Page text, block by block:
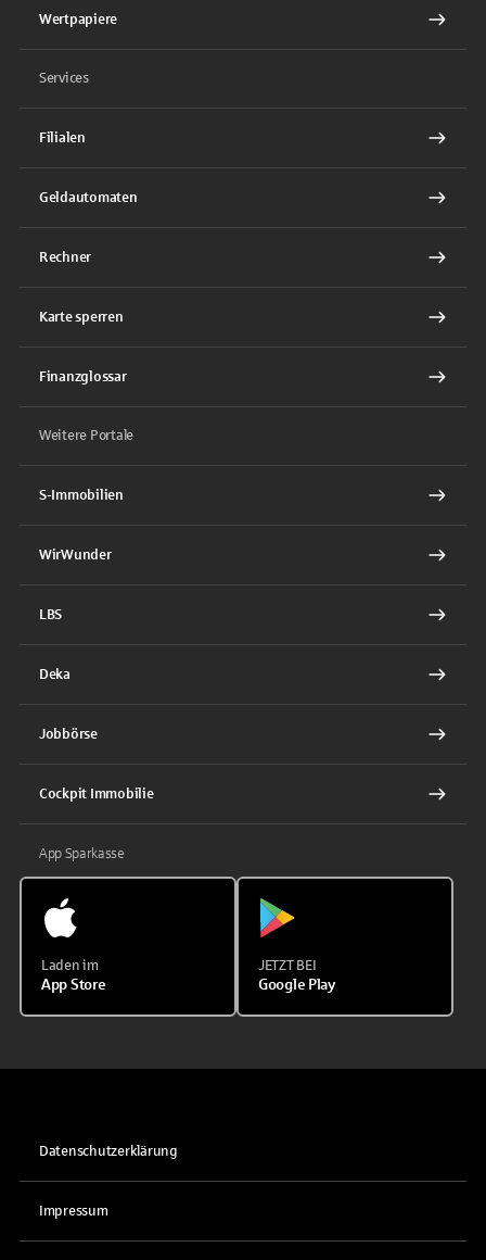
Wertpapiere
Services
Filialen
Geldautomaten
Rechner
Karte sperren
Finanzglossar
Weitere Portale
S-Immobilien
WirWunder
LBS
Deka
Jobbörse
Cockpit Immobilie
App Sparkasse
Laden im
App Store
JETZT BEI
Google Play
Datenschutzerklärung
Impressum